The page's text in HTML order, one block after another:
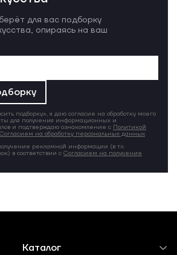
для вас подборку
опираясь на ваш
подборку», я даю согласие на обработку моего
для получения информационных и
и подтверждаю ознакомление с Политикой
Согласием на обработку персональных данных.
рекламной информации (в т.ч.
в соответствии с Согласием на получение
Каталог